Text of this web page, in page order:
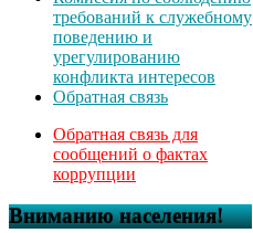
требований к служебному
поведению и
урегулированию
конфликта интересов
Обратная связь
Обратная связь для
сообщений о фактах
коррупции
Вниманию населения!